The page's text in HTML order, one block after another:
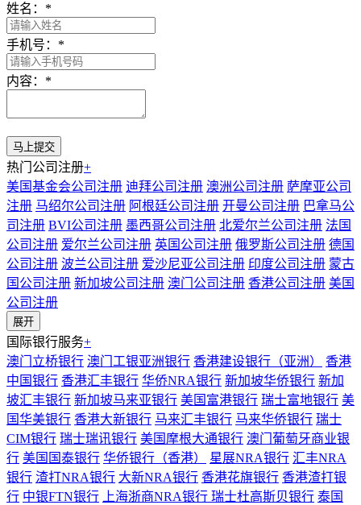
姓名： *
手机号： *
内容： *
热门公司注册+
美国基金会公司注册 迪拜公司注册 澳洲公司注册 萨摩亚公司
注册 马绍尔公司注册 阿根廷公司注册 开曼公司注册 巴拿马公
司注册 BVI公司注册 墨西哥公司注册 北爱尔兰公司注册 法国
公司注册 爱尔兰公司注册 英国公司注册 俄罗斯公司注册 德国
公司注册 波兰公司注册 爱沙尼亚公司注册 印度公司注册 蒙古
国公司注册 新加坡公司注册 澳门公司注册 香港公司注册 美国
公司注册
展开
国际银行服务+
澳门立桥银行 澳门工银亚洲银行 香港建设银行（亚洲）
香港
中国银行 香港汇丰银行 华侨NRA银行 新加坡华侨银行 新加
坡汇丰银行 新加坡马来亚银行 美国富港银行 瑞士富地银行 美
国华美银行 香港大新银行 马来汇丰银行 马来华侨银行 瑞士
CIM银行 瑞士瑞讯银行 美国摩根大通银行 澳门葡萄牙商业银
行 美国国泰银行 华侨银行（香港） 星展NRA银行 汇丰NRA
银行 渣打NRA银行 大新NRA银行 香港花旗银行 香港渣打银
行 中银FTN银行 上海浙商NRA银行 瑞士杜高斯贝银行 泰国